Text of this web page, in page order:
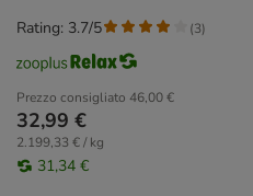
Prezzo consigliato 46,00 €
32,99 €
2.199,33 € / kg
31,34 €
Rating: 3.7/5 (3)